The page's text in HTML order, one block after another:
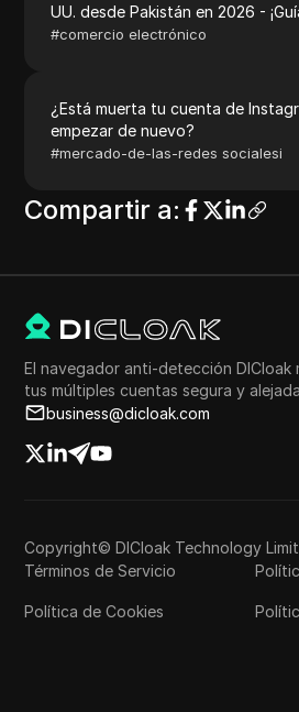
UU. desde Pakistán en 2026 -
#comercio electrónico
¿Está muerta tu cuenta de
empezar de nuevo?
#mercado-de-las-redes socialesi
Compartir a:
El navegador anti-detección DICloak
tus múltiples cuentas segura y
business@dicloak.com
Copyright© DICloak Technology
Términos de Servicio
Política de Cookies